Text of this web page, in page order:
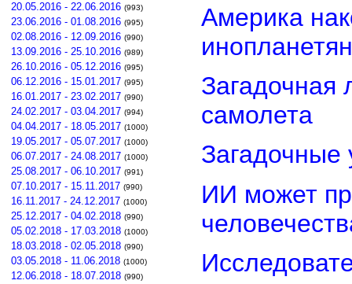
20.05.2016 - 22.06.2016 (993)
23.06.2016 - 01.08.2016 (995)
02.08.2016 - 12.09.2016 (990)
13.09.2016 - 25.10.2016 (989)
26.10.2016 - 05.12.2016 (995)
06.12.2016 - 15.01.2017 (995)
16.01.2017 - 23.02.2017 (990)
24.02.2017 - 03.04.2017 (994)
04.04.2017 - 18.05.2017 (1000)
19.05.2017 - 05.07.2017 (1000)
06.07.2017 - 24.08.2017 (1000)
25.08.2017 - 06.10.2017 (991)
07.10.2017 - 15.11.2017 (990)
16.11.2017 - 24.12.2017 (1000)
25.12.2017 - 04.02.2018 (990)
05.02.2018 - 17.03.2018 (1000)
18.03.2018 - 02.05.2018 (990)
03.05.2018 - 11.06.2018 (1000)
12.06.2018 - 18.07.2018 (990)
Америка
инопланетян
Загадочная
самолета
Загадочные
ИИ может